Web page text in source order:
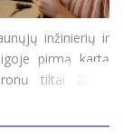
inžinierių ir
pirmą kartą
tiltai 2026“
švietimo